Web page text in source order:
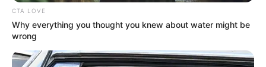
CTA LOVE
Why everything you thought you knew about water might be
wrong